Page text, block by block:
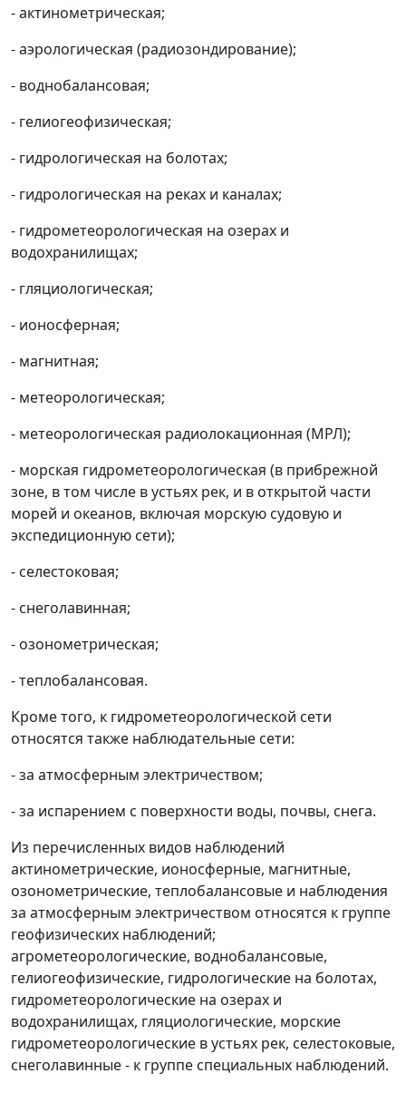
- актинометрическая;
- аэрологическая (радиозондирование);
- воднобалансовая;
- гелиогеофизическая;
- гидрологическая на болотах;
- гидрологическая на реках и каналах;
- гидрометеорологическая на озерах и
водохранилищах;
- гляциологическая;
- ионосферная;
- магнитная;
- метеорологическая;
- метеорологическая радиолокационная (МРЛ);
- морская гидрометеорологическая (в прибрежной
зоне, в том числе в устьях рек, и в открытой части
морей и океанов, включая морскую судовую и
экспедиционную сети);
- селестоковая;
- снеголавинная;
- озонометрическая;
- теплобалансовая.
Кроме того, к гидрометеорологической сети
относятся также наблюдательные сети:
- за атмосферным электричеством;
- за испарением с поверхности воды, почвы, снега.
Из перечисленных видов наблюдений
актинометрические, ионосферные, магнитные,
озонометрические, теплобалансовые и наблюдения
за атмосферным электричеством относятся к группе
геофизических наблюдений;
агрометеорологические, воднобалансовые,
гелиогеофизические, гидрологические на болотах,
гидрометеорологические на озерах и
водохранилищах, гляциологические, морские
гидрометеорологические в устьях рек, селестоковые,
снеголавинные - к группе специальных наблюдений.